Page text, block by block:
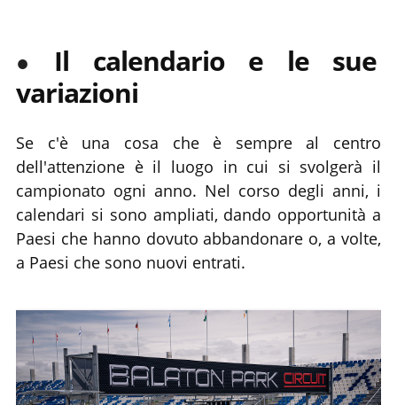
Il calendario e le sue
variazioni
Se c'è una cosa che è sempre al centro
dell'attenzione è il luogo in cui si svolgerà il
campionato ogni anno. Nel corso degli anni, i
calendari si sono ampliati, dando opportunità a
Paesi che hanno dovuto abbandonare o, a volte,
a Paesi che sono nuovi entrati.